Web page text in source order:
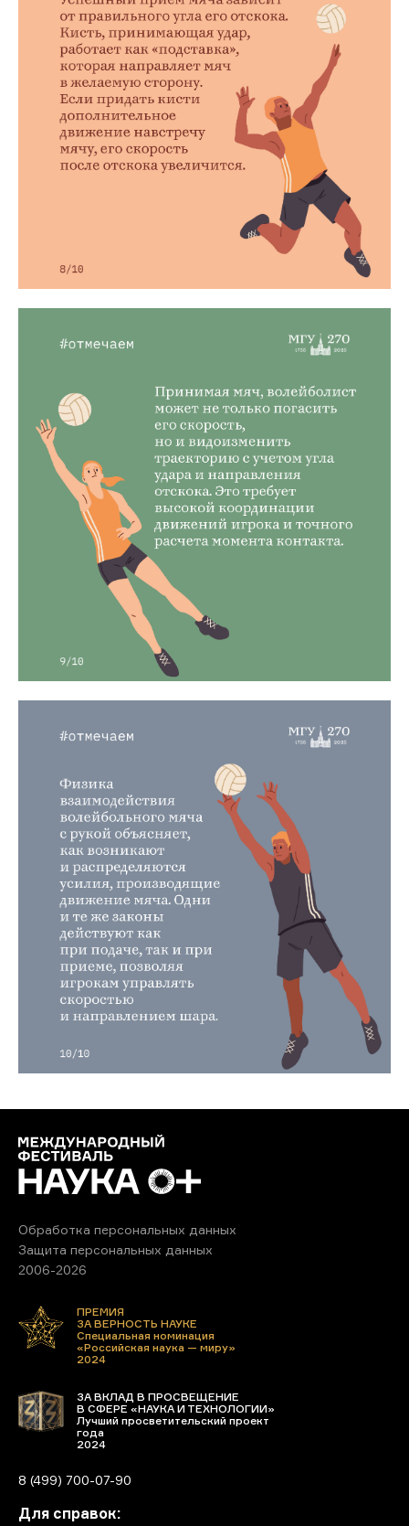
Обработка персональных данных
Защита персональных данных
2006-2026
ПРЕМИЯ
ЗА ВЕРНОСТЬ НАУКЕ
Специальная номинация
«Российская наука — миру»
2024
ЗА ВКЛАД В ПРОСВЕЩЕНИЕ
В СФЕРЕ «НАУКА И ТЕХНОЛОГИИ»
Лучший просветительский проект
года
2024
8 (499) 700-07-90
Для справок: